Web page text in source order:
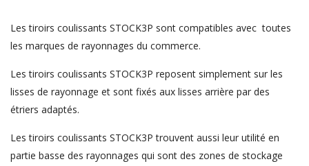
Les tiroirs coulissants STOCK3P sont compatibles avec toutes
les marques de rayonnages du commerce.
Les tiroirs coulissants STOCK3P reposent simplement sur les
lisses de rayonnage et sont fixés aux lisses arrière par des
étriers adaptés.
Les tiroirs coulissants STOCK3P trouvent aussi leur utilité en
partie basse des rayonnages qui sont des zones de stockage